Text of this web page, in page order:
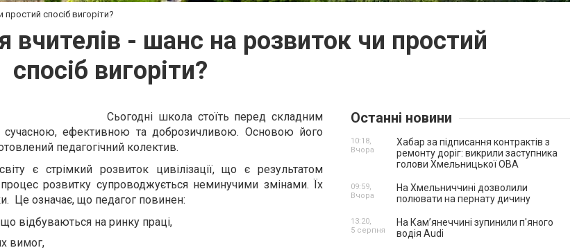
спосіб вигоріти?
вчителів - шанс на розвиток чи простий
спосіб вигоріти?
Сьогодні школа стоїть перед складним
ефективною та доброзичливою. Основою його
педагогічний колектив.
є стрімкий розвиток цивілізації, що є результатом
розвитку супроводжується неминучими змінами. Їх
Це означає, що педагог повинен:
відбуваються на ринку праці,
вимог,
Останні новини
Хабар за підписання контрактів з
ремонту доріг: викрили заступника
голови Хмельницької ОВА
10:18,
Вчора
На Хмельниччині дозволили
полювати на пернату дичину
09:59,
Вчора
На Камʼянеччині зупинили п'яного
водія Audi
13:20,
5 серпня